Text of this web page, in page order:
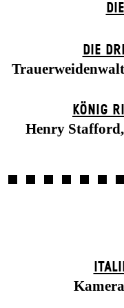
DIE
KÖNIG
Henry